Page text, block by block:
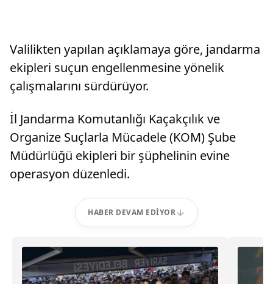
Valilikten yapılan açıklamaya göre, jandarma
ekipleri suçun engellenmesine yönelik
çalışmalarını sürdürüyor.
İl Jandarma Komutanlığı Kaçakçılık ve
Organize Suçlarla Mücadele (KOM) Şube
Müdürlüğü ekipleri bir şüphelinin evine
operasyon düzenledi.
HABER DEVAM EDIYOR